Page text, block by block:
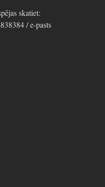
skatiet:
/ e-pasts